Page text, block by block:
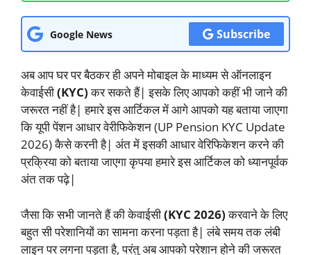
Google News Subscribe
अब आप घर पर बैठकर ही अपने मोबाइल के माध्यम से ऑनलाइन
केवाईसी(KYC)कर सकते हैं| इसके लिए आपको कहीं भी जाने की
जरूरत नहीं है| हमारे इस आर्टिकल में आगे आपको यह बताया जाएगा
कि यूपी पेंशन आधार वेरीफिकेशन (UP Pension KYC Update
2026) कैसे करनी है| अंत में इसकी आधार वेरिफिकेशन करने की
प्रक्रिया को बताया जाएगा कृपया हमारे इस आर्टिकल को ध्यानपूर्वक
अंत तक पढ़े|
जैसा कि सभी जानते हैं की केवाईसी(KYC 2026)करवाने के लिए
बहुत सी परेशानियों का सामना करना पड़ता है| लंबे समय तक लंबी
लाइन पर लगना पड़ता है, परंतु अब आपको परेशान होने की जरूरत